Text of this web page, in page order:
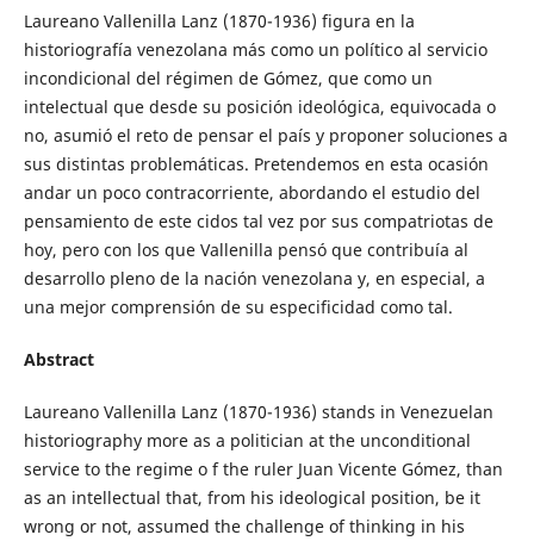
Laureano Vallenilla Lanz (1870-1936) figura en la
historiografía venezolana más como un político al servicio
incondicional del régimen de Gómez, que como un
intelectual que desde su posición ideológica, equivocada o
no, asumió el reto de pensar el país y proponer soluciones a
sus distintas problemáticas. Pretendemos en esta ocasión
andar un poco contracorriente, abordando el estudio del
pensamiento de este cidos tal vez por sus compatriotas de
hoy, pero con los que Vallenilla pensó que contribuía al
desarrollo pleno de la nación venezolana y, en especial, a
una mejor comprensión de su especificidad como tal.
Abstract
Laureano Vallenilla Lanz (1870-1936) stands in Venezuelan
historiography more as a politician at the unconditional
service to the regime o f the ruler Juan Vicente Gómez, than
as an intellectual that, from his ideological position, be it
wrong or not, assumed the challenge of thinking in his